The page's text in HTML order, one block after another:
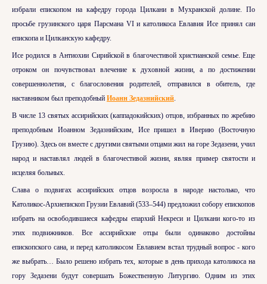
избрали епископом на кафедру города Цилкани в Мухранской долине. По
просьбе грузинского царя Парсмана VI и католикоса Евлавия Исе принял сан
епископа и Цилканскую кафедру.
Исе родился в Антиохии Сирийской в благочестивой христианской семье. Еще
отроком он почувствовал влечение к духовной жизни, а по достижении
совершеннолетия, с благословения родителей, отправился в обитель, где
наставником был преподобный Иоанн Зедазнийский.
В числе 13 святых ассирийских (каппадокийских) отцов, избранных по жребию
преподобным Иоанном Зедазнийским, Исе пришел в Иверию (Восточную
Грузию). Здесь он вместе с другими святыми отцами жил на горе Зедазени, учил
народ и наставлял людей в благочестивой жизни, являя пример святости и
исцеляя больных.
Слава о подвигах ассирийских отцов возросла в народе настолько, что
Католикос-Архиепископ Грузии Евлавий (533–544) предложил собору епископов
избрать на освободившиеся кафедры епархий Некреси и Цилкани кого-то из
этих подвижников. Все ассирийские отцы были одинаково достойны
епископского сана, и перед католикосом Евлавием встал трудный вопрос - кого
же выбрать… Было решено избрать тех, которые в день прихода католикоса на
гору Зедазени будут совершать Божественную Литургию. Одним из этих